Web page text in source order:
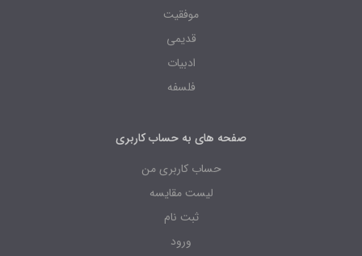
موفقیت
قدیمی
ادبیات
فلسفه
صفحه های به حساب کاربری
حساب کاربری من
لیست مقایسه
ثبت نام
ورود